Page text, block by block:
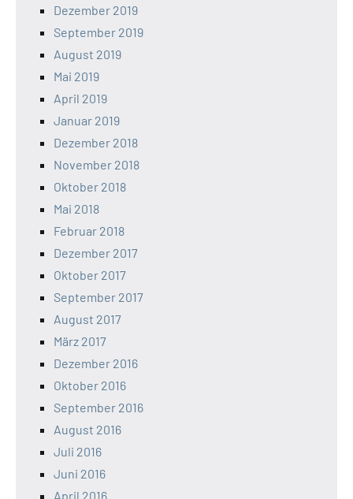
Dezember 2019
September 2019
August 2019
Mai 2019
April 2019
Januar 2019
Dezember 2018
November 2018
Oktober 2018
Mai 2018
Februar 2018
Dezember 2017
Oktober 2017
September 2017
August 2017
März 2017
Dezember 2016
Oktober 2016
September 2016
August 2016
Juli 2016
Juni 2016
April 2016